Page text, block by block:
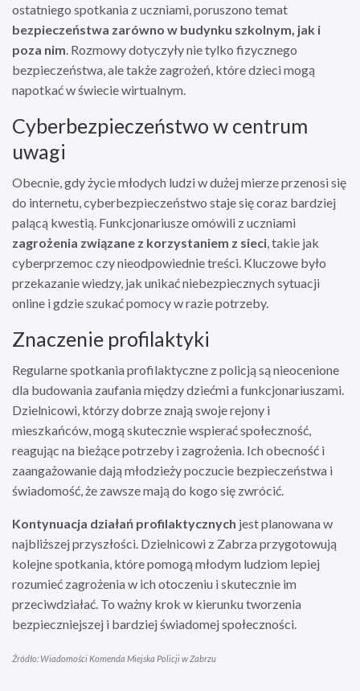
ostatniego spotkania z uczniami, poruszono temat
bezpieczeństwa zarówno w budynku szkolnym, jak i
poza nim. Rozmowy dotyczyły nie tylko fizycznego
bezpieczeństwa, ale także zagrożeń, które dzieci mogą
napotkać w świecie wirtualnym.
Cyberbezpieczeństwo w centrum
uwagi
Obecnie, gdy życie młodych ludzi w dużej mierze przenosi się
do internetu, cyberbezpieczeństwo staje się coraz bardziej
palącą kwestią. Funkcjonariusze omówili z uczniami
zagrożenia związane z korzystaniem z sieci, takie jak
cyberprzemoc czy nieodpowiednie treści. Kluczowe było
przekazanie wiedzy, jak unikać niebezpiecznych sytuacji
online i gdzie szukać pomocy w razie potrzeby.
Znaczenie profilaktyki
Regularne spotkania profilaktyczne z policją są nieocenione
dla budowania zaufania między dziećmi a funkcjonariuszami.
Dzielnicowi, którzy dobrze znają swoje rejony i
mieszkańców, mogą skutecznie wspierać społeczność,
reagując na bieżące potrzeby i zagrożenia. Ich obecność i
zaangażowanie dają młodzieży poczucie bezpieczeństwa i
świadomość, że zawsze mają do kogo się zwrócić.
Kontynuacja działań profilaktycznych jest planowana w
najbliższej przyszłości. Dzielnicowi z Zabrza przygotowują
kolejne spotkania, które pomogą młodym ludziom lepiej
rozumieć zagrożenia w ich otoczeniu i skutecznie im
przeciwdziałać. To ważny krok w kierunku tworzenia
bezpieczniejszej i bardziej świadomej społeczności.
Źródło: Wiadomości Komenda Miejska Policji w Zabrzu